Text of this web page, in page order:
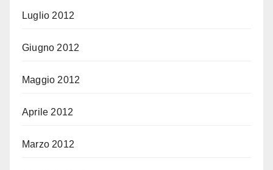
Luglio 2012
Giugno 2012
Maggio 2012
Aprile 2012
Marzo 2012